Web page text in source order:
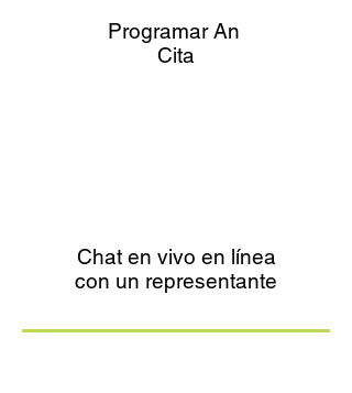
Programar An
Cita
Chat en vivo en línea
con un representante